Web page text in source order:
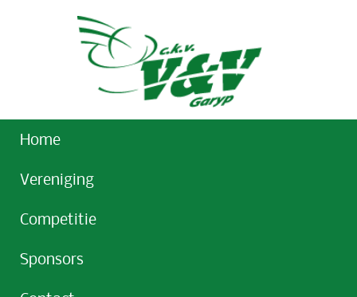
Home
Vereniging
Competitie
Sponsors